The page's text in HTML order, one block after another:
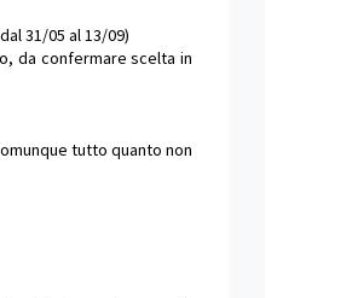
31/05 al 13/09)
da confermare scelta in
tutto quanto non